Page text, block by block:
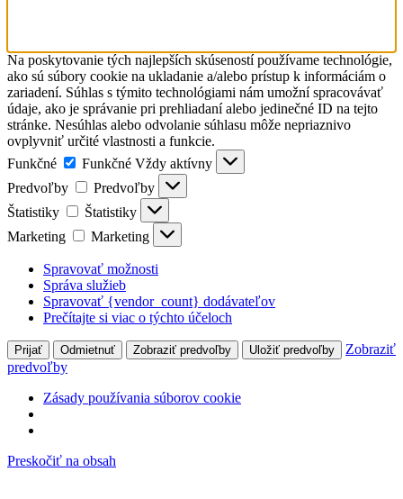
Na poskytovanie tých najlepších skúseností používame technológie,
ako sú súbory cookie na ukladanie a/alebo prístup k informáciám o
zariadení. Súhlas s týmito technológiami nám umožní spracovávať
údaje, ako je správanie pri prehliadaní alebo jedinečné ID na tejto
stránke. Nesúhlas alebo odvolanie súhlasu môže nepriaznivo
ovplyvniť určité vlastnosti a funkcie.
Funkčné
Funkčné Vždy aktívny
Predvoľby
Predvoľby
Štatistiky
Štatistiky
Marketing
Marketing
Spravovať možnosti
Správa služieb
Spravovať {vendor_count} dodávateľov
Prečítajte si viac o týchto účeloch
Prijať Odmietnuť Zobraziť predvoľby Uložiť predvoľby
Zobraziť
predvoľby
Zásady používania súborov cookie
Preskočiť na obsah